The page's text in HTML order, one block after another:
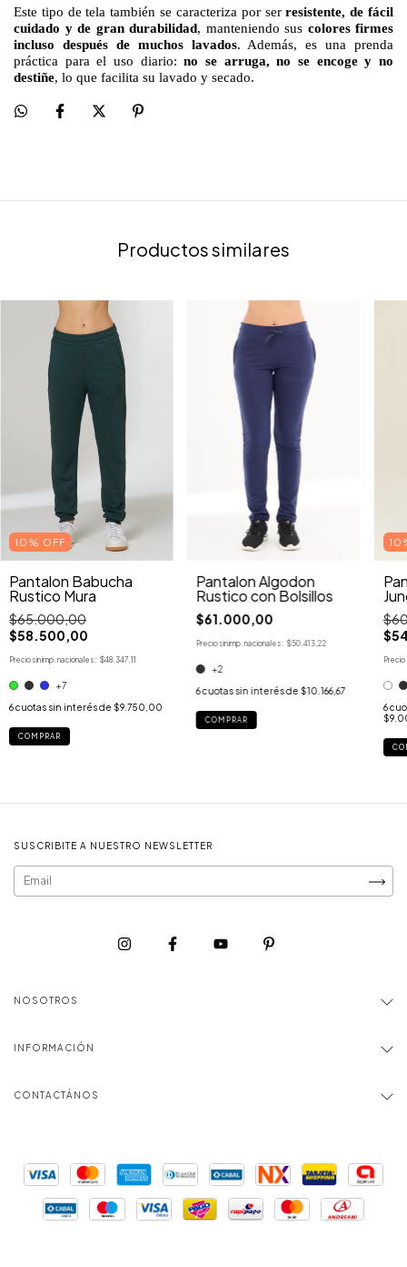
Este tipo de tela también se caracteriza por serresistente, de fácil
cuidado y de gran durabilidad, manteniendo sus colores firmes
incluso después de muchos lavados. Además, es una prenda
práctica para el uso diario:no se arruga, no se encoge y no
destiñe, lo que facilita su lavado y secado.
Productos similares
10% OFF
Pantalon Babucha
Rustico Mura
$65.000,00
$58.500,00
Precio sin imp. nacionales: $48.347,11
+7
6cuotas sin interés de $9.750,00
COMPRAR
Pantalon Algodon
Rustico con Bolsillos
$61.000,00
Precio sin imp. nacionales: $50.413,22
+2
6cuotas sin interés de $10.166,67
COMPRAR
6
SUSCRIBITE A NUESTRO NEWSLETTER
NOSOTROS
INFORMACIÓN
CONTACTÁNOS